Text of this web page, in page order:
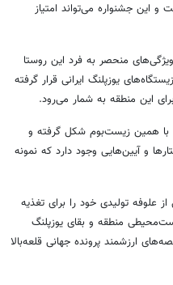
این جشنواره می‌تواند امتیاز
منحصر به فرد این روستا
یوزپلنگ ایرانی قرار گرفته
این منطقه به شمار می‌رود.
با همین زیست‌بوم شکل گرفته و
و آیین‌هایی وجود دارد که نمونه
علوفه تولیدی خود را برای تغذیه
منطقه و بقای یوزپلنگ
ارزشمند پرونده جهانی قلعه‌بالا